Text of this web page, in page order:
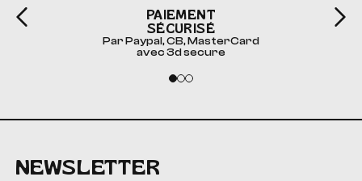
PAIEMENT
SÉCURISÉ
Par Paypal, CB, MasterCard
avec 3d secure
NEWSLETTER